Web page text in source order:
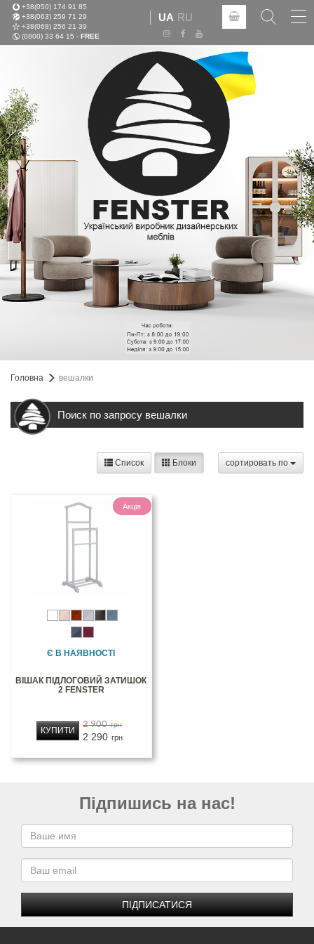
+38(050) 174 91 85
+38(063) 259 71 29
+38(068) 256 21 39
(0800) 33 64 15 - FREE
UA RU
Головна вешалки
Поиск по запросу вешалки
cортировать по
Список Блоки
Акція
Є В НАЯВНОСТІ
ВІШАК ПІДЛОГОВИЙ ЗАТИШОК
2 FENSTER
2 900 грн
2 290 грн
КУПИТИ
Підпишись на нас!
ПІДПИСАТИСЯ